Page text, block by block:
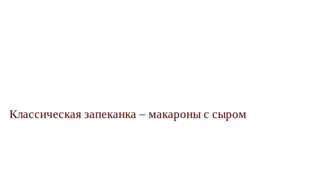
Классическая запеканка – макароны с сыром